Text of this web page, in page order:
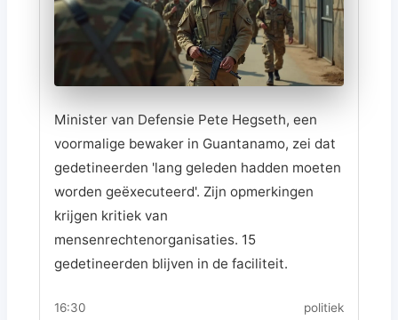
Minister van Defensie Pete Hegseth, een
voormalige bewaker in Guantanamo, zei dat
gedetineerden 'lang geleden hadden moeten
worden geëxecuteerd'. Zijn opmerkingen
krijgen kritiek van
mensenrechtenorganisaties. 15
gedetineerden blijven in de faciliteit.
16:30 politiek